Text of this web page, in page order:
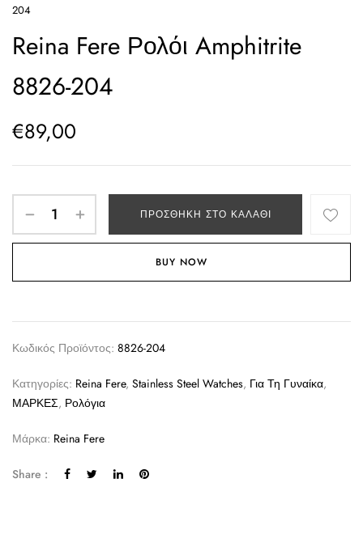
204
Reina Fere Ρολόι Amphitrite
8826-204
€89,00
ΠΡΟΣΘΉΚΗ ΣΤΟ ΚΑΛΆΘΙ
BUY NOW
Κωδικός Προϊόντος: 8826-204
Κατηγορίες: Reina Fere, Stainless Steel Watches, Για Τη Γυναίκα,
ΜΑΡΚΕΣ, Ρολόγια
Μάρκα: Reina Fere
Share :